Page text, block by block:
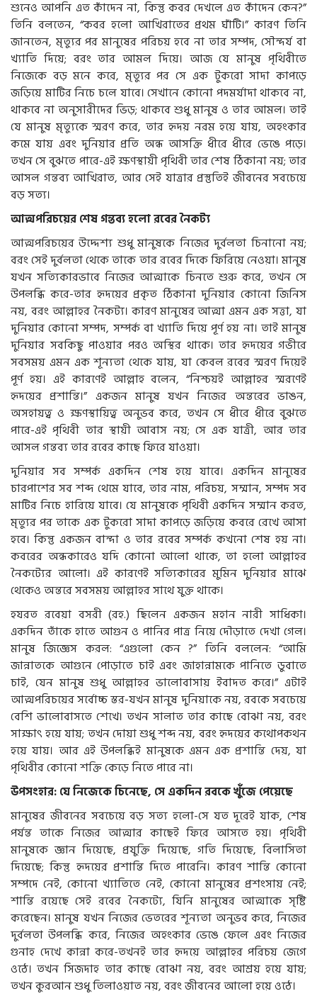
শুনেও আপনি এত কাঁদেন না, কিন্তু কবর দেখলে এত কাঁদেন কেন?”
তিনি বলতেন, “কবর হলো আখিরাতের প্রথম ঘাঁটি।” কারণ তিনি
জানতেন, মৃত্যুর পর মানুষের পরিচয় হবে না তার সম্পদ, সৌন্দর্য বা
খ্যাতি দিয়ে; বরং তার আমল দিয়ে। আজ যে মানুষ পৃথিবীতে
নিজেকে বড় মনে করে, মৃত্যুর পর সে এক টুকরো সাদা কাপড়ে
জড়িয়ে মাটির নিচে চলে যাবে। সেখানে কোনো পদমর্যাদা থাকবে না,
থাকবে না অনুসারীদের ভিড়; থাকবে শুধু মানুষ ও তার আমল। তাই
যে মানুষ মৃত্যুকে স্মরণ করে, তার হৃদয় নরম হয়ে যায়, অহংকার
কমে যায় এবং দুনিয়ার প্রতি অন্ধ আসক্তি ধীরে ধীরে ভেঙে পড়ে।
তখন সে বুঝতে পারে-এই ক্ষণস্থায়ী পৃথিবী তার শেষ ঠিকানা নয়; তার
আসল গন্তব্য আখিরাত, আর সেই যাত্রার প্রস্তুতিই জীবনের সবচেয়ে
বড় সত্য।
আত্মপরিচয়ের শেষ গন্তব্য হলো রবের নৈকট্য
আত্মপরিচয়ের উদ্দেশ্য শুধু মানুষকে নিজের দুর্বলতা চিনানো নয়;
বরং সেই দুর্বলতা থেকে তাকে তার রবের দিকে ফিরিয়ে নেওয়া। মানুষ
যখন সত্যিকারভাবে নিজের আত্মাকে চিনতে শুরু করে, তখন সে
উপলব্ধি করে-তার হৃদয়ের প্রকৃত ঠিকানা দুনিয়ার কোনো জিনিস
নয়, বরং আল্লাহর নৈকট্য। কারণ মানুষের আত্মা এমন এক সত্তা, যা
দুনিয়ার কোনো সম্পদ, সম্পর্ক বা খ্যাতি দিয়ে পূর্ণ হয় না। তাই মানুষ
দুনিয়ার সবকিছু পাওয়ার পরও অস্থির থাকে। তার হৃদয়ের গভীরে
সবসময় এমন এক শূন্যতা থেকে যায়, যা কেবল রবের স্মরণ দিয়েই
পূর্ণ হয়। এই কারণেই আল্লাহ বলেন, “নিশ্চয়ই আল্লাহর স্মরণেই
হৃদয়ের প্রশান্তি।” একজন মানুষ যখন নিজের অন্তরের ভাঙন,
অসহায়ত্ব ও ক্ষণস্থায়িত্ব অনুভব করে, তখন সে ধীরে ধীরে বুঝতে
পারে-এই পৃথিবী তার স্থায়ী আবাস নয়; সে এক যাত্রী, আর তার
আসল গন্তব্য তার রবের কাছে ফিরে যাওয়া।
দুনিয়ার সব সম্পর্ক একদিন শেষ হয়ে যাবে। একদিন মানুষের
চারপাশের সব শব্দ থেমে যাবে, তার নাম, পরিচয়, সম্মান, সম্পদ সব
মাটির নিচে হারিয়ে যাবে। যে মানুষকে পৃথিবী একদিন সম্মান করত,
মৃত্যুর পর তাকে এক টুকরো সাদা কাপড়ে জড়িয়ে কবরে রেখে আসা
হবে। কিন্তু একজন বান্দা ও তার রবের সম্পর্ক কখনো শেষ হয় না।
কবরের অন্ধকারেও যদি কোনো আলো থাকে, তা হলো আল্লাহর
নৈকট্যের আলো। এই কারণেই সত্যিকারের মুমিন দুনিয়ার মাঝে
থেকেও অন্তরে সবসময় আল্লাহর সাথে যুক্ত থাকে।
হযরত রবেয়া বসরী (রহ.) ছিলেন একজন মহান নারী সাধিকা।
একদিন তাঁকে হাতে আগুন ও পানির পাত্র নিয়ে দৌড়াতে দেখা গেল।
মানুষ জিজ্ঞেস করল: “এগুলো কেন ?” তিনি বললেন: “আমি
জান্নাতকে আগুনে পোড়াতে চাই এবং জাহান্নামকে পানিতে ডুবাতে
চাই, যেন মানুষ শুধু আল্লাহর ভালোবাসায় ইবাদত করে।” এটাই
আত্মপরিচয়ের সর্বোচ্চ স্তর-যখন মানুষ দুনিয়াকে নয়, রবকে সবচেয়ে
বেশি ভালোবাসতে শেখে। তখন সালাত তার কাছে বোঝা নয়, বরং
সাক্ষাৎ হয়ে যায়; তখন দোয়া শুধু শব্দ নয়, বরং হৃদয়ের কথোপকথন
হয়ে যায়। আর এই উপলব্ধিই মানুষকে এমন এক প্রশান্তি দেয়, যা
পৃথিবীর কোনো শক্তি কেড়ে নিতে পারে না।
উপসংহার: যে নিজেকে চিনেছে, সে একদিন রবকে খুঁজে পেয়েছে
মানুষের জীবনের সবচেয়ে বড় সত্য হলো-সে যত দূরেই যাক, শেষ
পর্যন্ত তাকে নিজের আত্মার কাছেই ফিরে আসতে হয়। পৃথিবী
মানুষকে জ্ঞান দিয়েছে, প্রযুক্তি দিয়েছে, গতি দিয়েছে, বিলাসিতা
দিয়েছে; কিন্তু হৃদয়ের প্রশান্তি দিতে পারেনি। কারণ শান্তি কোনো
সম্পদে নেই, কোনো খ্যাতিতে নেই, কোনো মানুষের প্রশংসায় নেই;
শান্তি রয়েছে সেই রবের নৈকট্যে, যিনি মানুষের আত্মাকে সৃষ্টি
করেছেন। মানুষ যখন নিজের ভেতরের শূন্যতা অনুভব করে, নিজের
দুর্বলতা উপলব্ধি করে, নিজের অহংকার ভেঙে ফেলে এবং নিজের
গুনাহ দেখে কান্না করে-তখনই তার হৃদয়ে আল্লাহর পরিচয় জেগে
ওঠে। তখন সিজদাহ তার কাছে বোঝা নয়, বরং আশ্রয় হয়ে যায়;
তখন কুরআন শুধু তিলাওয়াত নয়, বরং জীবনের আলো হয়ে ওঠে।